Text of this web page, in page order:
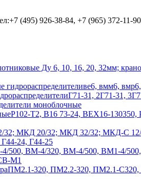
(495) 926-38-84, +7 (965) 372-11-
Ду 6, 10, 16, 20, 32мм;
гидрораспределителиве6, вмм6,
Г71-31, 2Г71-31,
моноблочные
Р102-Т2, В16 73-24, ВЕХ16-
32; МКД 20/32; МКД 32/32; МКД-С
24, Г44-25
4/500, ВМ-4/320, ВМ-4/500, ВМ1-4/
М1
ПМ2.1-320, ПМ2.2-320, ПМ2.1-